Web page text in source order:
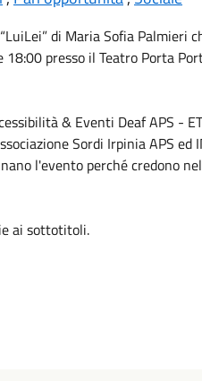
di Maria Sofia Palmieri
presso il Teatro Porta
& Eventi Deaf APS -
Sordi Irpinia APS ed
l'evento perché credono nel
ai sottotitoli.